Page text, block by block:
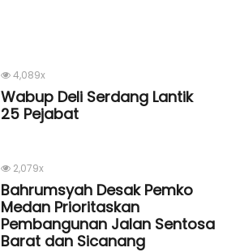
4,089x
Wabup Deli Serdang Lantik
25 Pejabat
2,079x
Bahrumsyah Desak Pemko
Medan Prioritaskan
Pembangunan Jalan Sentosa
Barat dan Sicanang